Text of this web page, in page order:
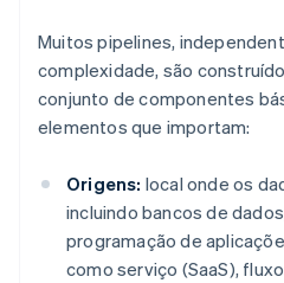
Muitos pipelines,
complexidade, são
conjunto de componentes
elementos que importam:
Origens: local onde os
incluindo bancos de
programação de
como serviço (SaaS),